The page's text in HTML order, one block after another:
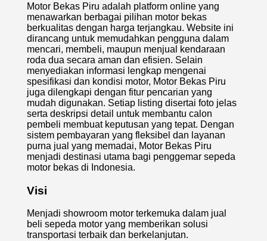
Motor Bekas Piru adalah platform online yang
menawarkan berbagai pilihan motor bekas
berkualitas dengan harga terjangkau. Website ini
dirancang untuk memudahkan pengguna dalam
mencari, membeli, maupun menjual kendaraan
roda dua secara aman dan efisien. Selain
menyediakan informasi lengkap mengenai
spesifikasi dan kondisi motor, Motor Bekas Piru
juga dilengkapi dengan fitur pencarian yang
mudah digunakan. Setiap listing disertai foto jelas
serta deskripsi detail untuk membantu calon
pembeli membuat keputusan yang tepat. Dengan
sistem pembayaran yang fleksibel dan layanan
purna jual yang memadai, Motor Bekas Piru
menjadi destinasi utama bagi penggemar sepeda
motor bekas di Indonesia.
Visi
Menjadi showroom motor terkemuka dalam jual
beli sepeda motor yang memberikan solusi
transportasi terbaik dan berkelanjutan.